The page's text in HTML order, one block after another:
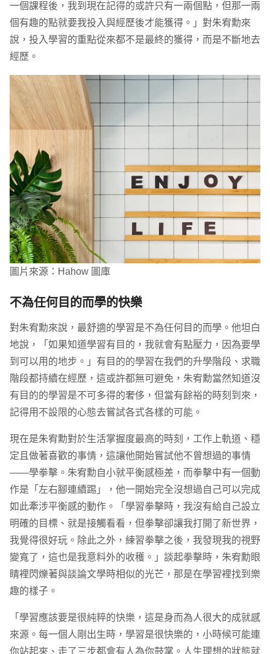
一個課程後，我到現在記得的或許只有一兩個點，但那一兩
個有趣的點就要我投入與經歷後才能獲得。」對朱宥勳來
說，投入學習的重點從來都不是最終的獲得，而是不斷地去
經歷。
圖片來源：Hahow 圖庫
不為任何目的而學的快樂
對朱宥勳來說，最舒適的學習是不為任何目的而學。他坦白
地說，「如果知道學習有目的，我就會有點壓力，因為要學
到可以用的地步。」有目的的學習在我們的升學階段、求職
階段都持續在經歷，這或許都無可避免，朱宥勳當然知道沒
有目的的學習是不可多得的奢侈，但當有餘裕的時刻到來，
記得用不設限的心態去嘗試各式各樣的可能。
現在是朱宥勳對於生活掌握度最高的時刻，工作上軌道、穩
定且做著喜歡的事情，這讓他開始嘗試他不曾想過的事情
——學拳擊。朱宥勳自小就平衡感極差，而拳擊中有一個動
作是「左右腳連續踢」，他一開始完全沒想過自己可以完成
如此牽涉平衡感的動作。「學習拳擊時，我沒有給自己設立
明確的目標、就是接觸看看，但拳擊卻讓我打開了新世界，
我覺得很好玩。除此之外，練習拳擊之後，我發現我的視野
變寬了，這也是我意料外的收穫。」談起拳擊時，朱宥勳眼
睛裡閃爍著與談論文學時相似的光芒，那是在學習裡找到樂
趣的樣子。
「學習應該要是很純粹的快樂，這是身而為人很大的成就感
來源。每一個人剛出生時，學習是很快樂的，小時候可能連
你站起來、走了三步都會有人為你鼓掌。人生理想的狀態就